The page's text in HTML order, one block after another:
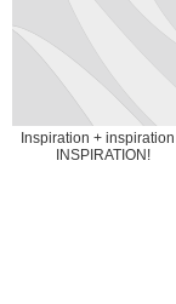
Inspiration +
INSPIRATION!